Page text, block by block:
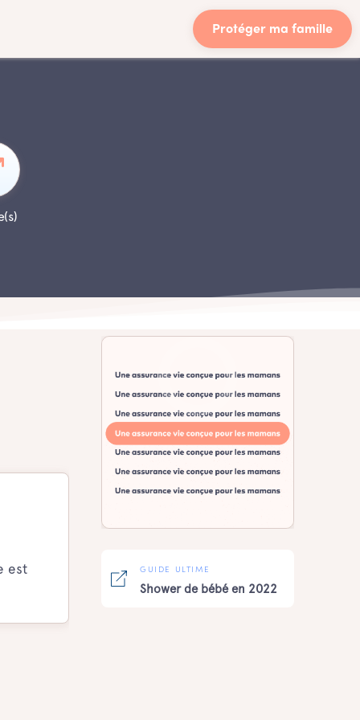
Protéger ma famille
est GUIDE ULTIME
Shower de bébé en 2022